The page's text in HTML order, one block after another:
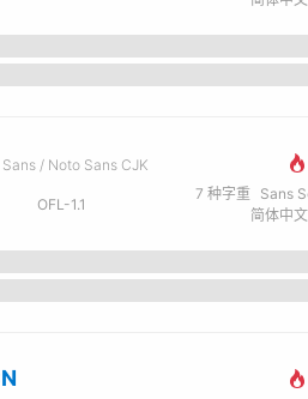
/ Noto Sans CJK
OFL-1.1
7 种字重 Sans